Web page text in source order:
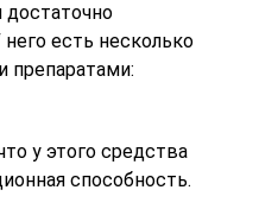
достаточно
есть несколько
препаратами:
у этого средства
способность.